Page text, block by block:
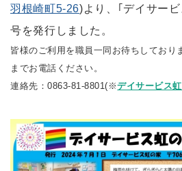
羽根崎町5-26)より、｢デイサー
号を発行しました。
皆様のご利用を職員一同お待ちしており
までお電話ください。
連絡先：0863-81-8801(※デイサービス